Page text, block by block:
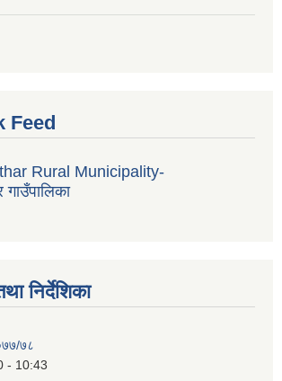
Feed
Rural Municipality-
गाउँपालिका
निर्देशिका
७८
- 10:43